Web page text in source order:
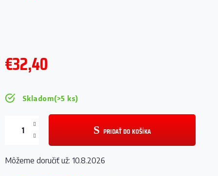
€32,40
Skladom(>5 ks)
PRIDAŤ DO KOŠÍKA
Môžeme doručiť už: 10.8.2026